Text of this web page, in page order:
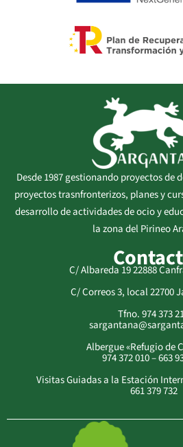
Desde 1987 gestionando proyectos de
proyectos trasnfronterizos, planes y
desarrollo de actividades de ocio y
la zona del Pirineo
C/ Albareda 19 22888
C/ Correos 3, local 22700
Tfno. 974 373
Albergue «Refugio de
974 372 010 – 663
Visitas Guiadas a la Estación
661 379 732